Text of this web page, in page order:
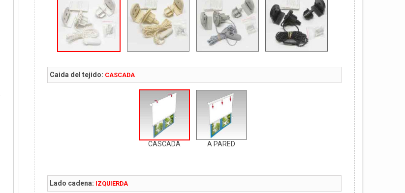
Caida del tejido: CASCADA
CASCADA A PARED
Lado cadena: IZQUIERDA